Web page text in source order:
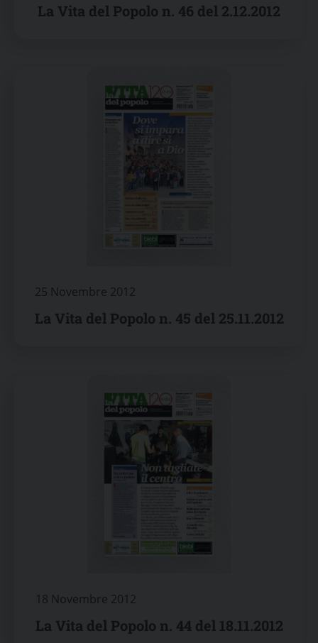
La Vita del Popolo n. 46 del 2.12.2012
25 Novembre 2012
La Vita del Popolo n. 45 del 25.11.2012
18 Novembre 2012
La Vita del Popolo n. 44 del 18.11.2012